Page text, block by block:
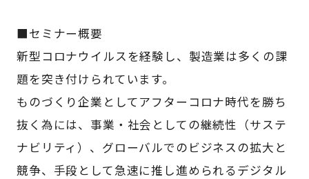
■セミナー概要
新型コロナウイルスを経験し、製造業は多くの課
題を突き付けられています。
ものづくり企業としてアフターコロナ時代を勝ち
抜く為には、事業・社会としての継続性（サステ
ナビリティ）、グローバルでのビジネスの拡大と
競争、手段として急速に推し進められるデジタル